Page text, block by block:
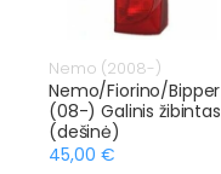
Nemo (2008-)
Nemo/Fiorino/Bipper
(08-) Galinis žibintas
(dešinė)
45,00 €